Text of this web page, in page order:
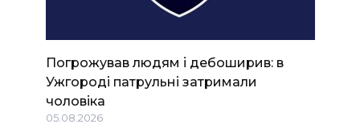
Погрожував людям і дебоширив: в
Ужгороді патрульні затримали
чоловіка
05.08.2026